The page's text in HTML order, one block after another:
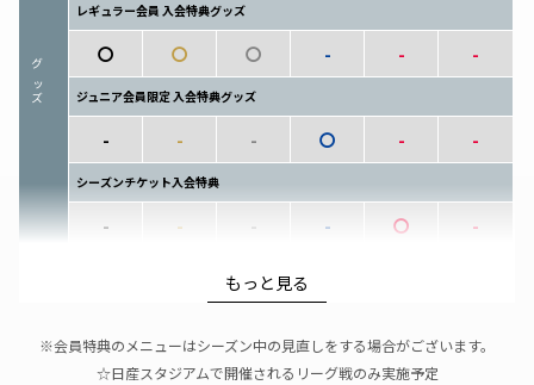
グッズ
レギュラー会員 入会特典グッズ
〇 〇 〇 - - -
ジュニア会員限定 入会特典グッズ
- - - 〇 - -
シーズンチケット入会特典
- - - - 〇 -
☆キャラクター写真撮影会（抽選制）
もっと見る
※会員特典のメニューはシーズン中の見直しをする場合がございます。
☆日産スタジアムで開催されるリーグ戦のみ実施予定